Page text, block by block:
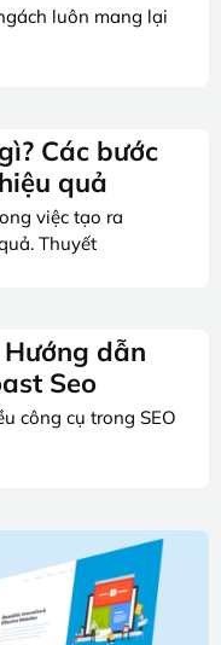
luôn mang lại
Các bước
quả
việc tạo ra
Thuyết
dẫn
Seo
công cụ trong SEO